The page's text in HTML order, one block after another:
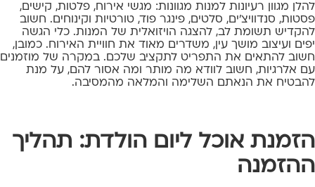
להלן מגוון רעיונות למנות מגוונות: מגשי אירוח, פלטות, קישים,
פסטות, סנדוויצ'ים, סלטים, פינגר פוד, טורטיות
וקינוחים. חשוב
להקדיש תשומת לב, להצגה הויזואלית של המנות. כלי הגשה
יפים ועיצוב מושך עין, משדרים מאוד את חוויית האירוח. כמובן,
חשוב להתאים את התפריט לתקציב שלכם. במקרה של מוזמנים
עם אלרגיות, חשוב לוודא מה מותר ומה אסור להם, על מנת
להבטיח את הנאתם השלימה והמלאה מהמסיבה.
הזמנת אוכל ליום הולדת: תהליך
ההזמנה